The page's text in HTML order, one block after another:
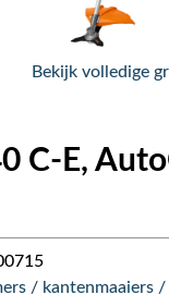
Tuin & Park
Bekijk volledige
C-E,
/ kantenmaaiers /